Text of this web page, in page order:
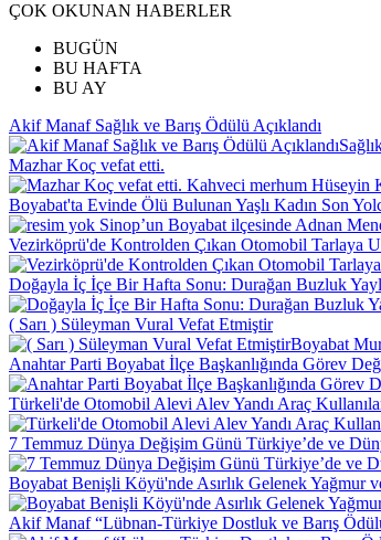
ÇOK OKUNAN HABERLER
BUGÜN
BU HAFTA
BU AY
Akif Manaf Sağlık ve Barış Ödülü Açıklandı
Mazhar Koç vefat etti.
Kahveci merhum Hüseyin
Boyabat'ta Evinde Ölü Bulunan Yaşlı Kadın Son
Sinop’un Boyabat ilçesinde Adnan
Vezirköprü'de Kontrolden Çıkan Otomobil Tarlaya
Doğayla İç İçe Bir Hafta Sonu: Durağan Buzluk
( Sarı ) Süleyman Vural Vefat Etmiştir
Boyabat
Anahtar Parti Boyabat İlçe Başkanlığında Görev
Türkeli'de Otomobil Alevi Alev Yandı Araç
7 Temmuz Dünya Değişim Günü Türkiye’de ve
Boyabat Benişli Köyü'nde Asırlık Gelenek Yağmur
Akif Manaf “Lübnan-Türkiye Dostluk ve Barış